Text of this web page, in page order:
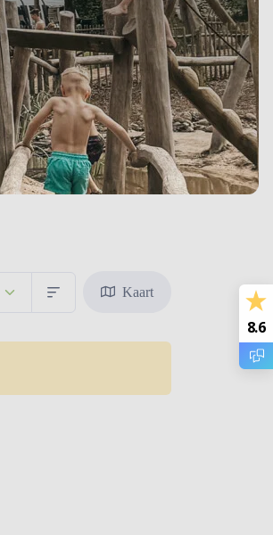
Kaart
8.6